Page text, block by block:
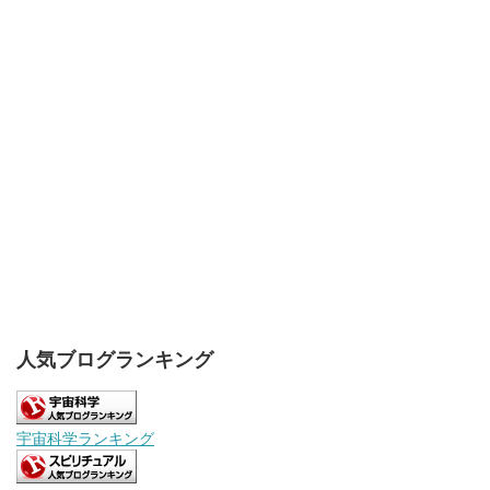
人気ブログランキング
宇宙科学ランキング